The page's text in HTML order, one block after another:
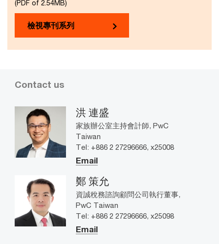
(PDF of 2.54MB)
檢視專刊系列
Contact us
洪 連盛
家族辦公室主持會計師, PwC
Taiwan
Tel: +886 2 27296666, x25008
Email
鄭 策允
資誠稅務諮詢顧問公司執行董事,
PwC Taiwan
Tel: +886 2 27296666, x25098
Email